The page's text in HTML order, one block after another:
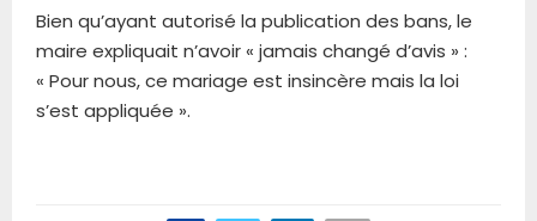
Bien qu’ayant autorisé la publication des bans, le
maire expliquait n’avoir « jamais changé d’avis » :
« Pour nous, ce mariage est insincère mais la loi
s’est appliquée ».